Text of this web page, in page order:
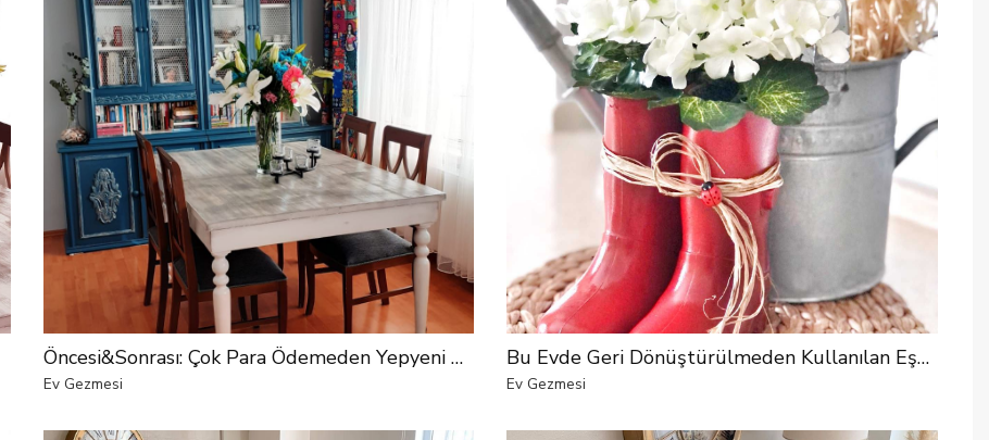
Öncesi&Sonrası: Çok Para Ödemeden Yepyeni Hale Gelen Bir Yemek Odası
Ev Gezmesi
Bu Evde Geri Dönüştürülmeden Kullanılan Eşya Sayısı Oldukça Az
Ev Gezmesi